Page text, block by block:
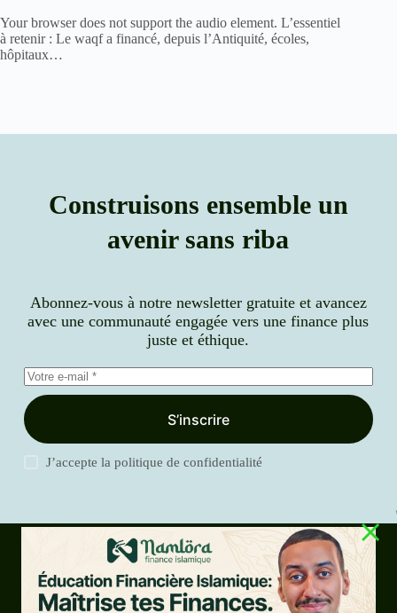
Your browser does not support the audio element. L’essentiel
à retenir : Le waqf a financé, depuis l’Antiquité, écoles,
hôpitaux…
Construisons ensemble un
avenir sans riba
Abonnez-vous à notre newsletter gratuite et avancez
avec une communauté engagée vers une finance plus
juste et éthique.
S’inscrire
J’accepte lapolitique de confidentialité